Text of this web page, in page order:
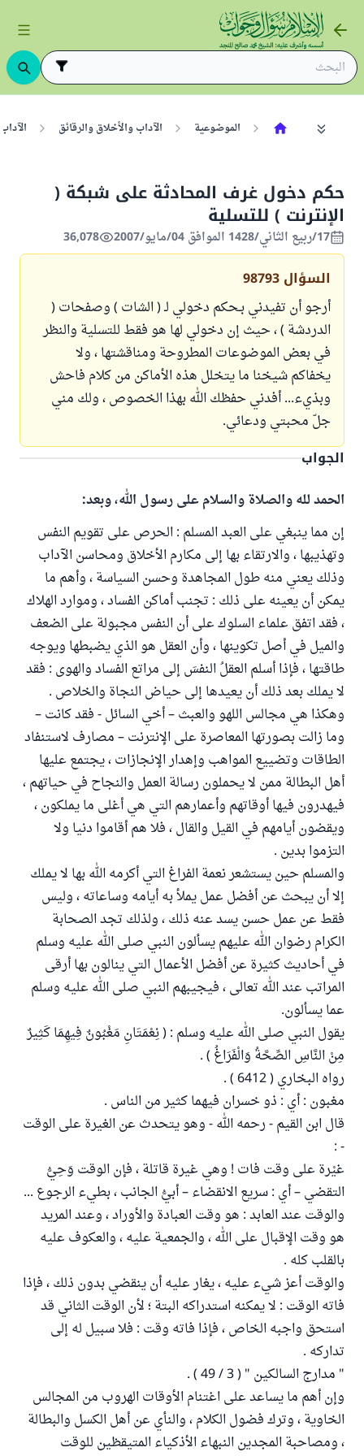
الموضوعية الآداب والأخلاق والرقائق الآداب
حكم دخول غرف المحادثة على شبكة (
الإنترنت ) للتسلية
17/ربيع الثاني/1428 الموافق 04/مايو/2007 36,078
السؤال 98793
أرجو أن تفيدني بـحكم دخولي لـ ( الشات ) وصفحات (
الدردشة ) ، حيث إن دخولي لها هو فقط للتسلية والنظر
في بعض الموضوعات المطروحة ومناقشتها ، ولا
يخفاكم شيخنا ما يتخلل هذه الأماكن من كلام فاحش
وبذيء... أفدني حفظك الله بهذا الخصوص ، ولك مني
جلّ محبتي ودعائي.
الجواب
الحمد لله والصلاة والسلام على رسول الله، وبعد:
إن مما ينبغي على العبد المسلم : الحرص على تقويم النفس
وتهذيبها ، والارتقاء بها إلى مكارم الأخلاق ومحاسن الآداب
وذلك يعني منه طول المجاهدة وحسن السياسة ، وأهم ما
يمكن أن يعينه على ذلك : تجنب أماكن الفساد ، وموارد الهلاك
، فقد اتفق علماء السلوك على أن النفس مجبولة على الضعف
والميل في أصل تكوينها ، وأن العقل هو الذي يضبطها ويوجه
طاقتها ، فإذا أسلم العقلُ النفسَ إلى مراتع الفساد والهوى : فقد
لا يملك بعد ذلك أن يعيدها إلى حياض النجاة والخلاص .
وهكذا هي مجالس اللهو والعبث – أخي السائل - فقد كانت –
وما زالت بصورتها المعاصرة على الإنترنت – مصارف لاستنفاد
الطاقات وتضييع المواهب وإهدار الإنجازات ، يجتمع عليها
أهل البطالة ممن لا يحملون رسالة العمل والنجاح في حياتهم ،
فيهدرون فيها أوقاتهم وأعمارهم التي هي أغلى ما يملكون ،
ويقضون أيامهم في القيل والقال ، فلا هم أقاموا دنيا ولا
التزموا بدين .
والمسلم حين يستشعر نعمة الفراغ التي أكرمه الله بها لا يملك
إلا أن يبحث عن أفضل عمل يملأ به أيامه وساعاته ، وليس
فقط عن عمل حسن يسد عنه ذلك ، ولذلك تجد الصحابة
الكرام رضوان الله عليهم يسألون النبي صلى الله عليه وسلم
في أحاديث كثيرة عن أفضل الأعمال التي ينالون بها أرقى
المراتب عند الله تعالى ، فيجيبهم النبي صلى الله عليه وسلم
عما يسألون.
يقول النبي صلى الله عليه وسلم : ( نِعْمَتَانِ مَغْبُونٌ فِيهِمَا كَثِيرٌ
مِنْ النَّاسِ الصِّحَّةُ وَالْفَرَاغُ ) .
رواه البخاري ( 6412 ) .
مغبون : أي : ذو خسران فيهما كثير من الناس .
قال ابن القيم - رحمه الله - وهو يتحدث عن الغيرة على الوقت
- :
غيْرة على وقت فات ! وهي غيرة قاتلة ، فإن الوقت وَحِيُّ
التقضي – أي : سريع الانقضاء – أبيُّ الجانب ، بطيء الرجوع ...
والوقت عند العابد : هو وقت العبادة والأوراد ، وعند المريد
هو وقت الإقبال على الله ، والجمعية عليه ، والعكوف عليه
بالقلب كله .
والوقت أعز شيء عليه ، يغار عليه أن ينقضي بدون ذلك ، فإذا
فاته الوقت : لا يمكنه استدراكه البتة ؛ لأن الوقت الثاني قد
استحق واجبه الخاص ، فإذا فاته وقت : فلا سبيل له إلى
تداركه .
" مدارج السالكين " ( 3 / 49 ) .
وإن أهم ما يساعد على اغتنام الأوقات الهروب من المجالس
الخاوية ، وترك فضول الكلام ، والنأي عن أهل الكسل والبطالة
، ومصاحبة المجدين النبهاء الأذكياء المتيقظين للوقت